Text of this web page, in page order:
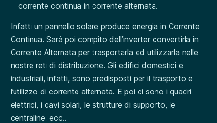
corrente continua in corrente alternata.
Infatti un pannello solare produce energia in Corrente
Continua. Sarà poi compito dell’inverter convertirla in
Corrente Alternata per trasportarla ed utilizzarla nelle
nostre reti di distribuzione. Gli edifici domestici e
industriali, infatti, sono predisposti per il trasporto e
l’utilizzo di corrente alternata. E poi ci sono i quadri
elettrici, i cavi solari, le strutture di supporto, le
centraline, ecc..